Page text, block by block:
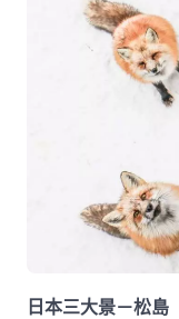
日本三大景－松島